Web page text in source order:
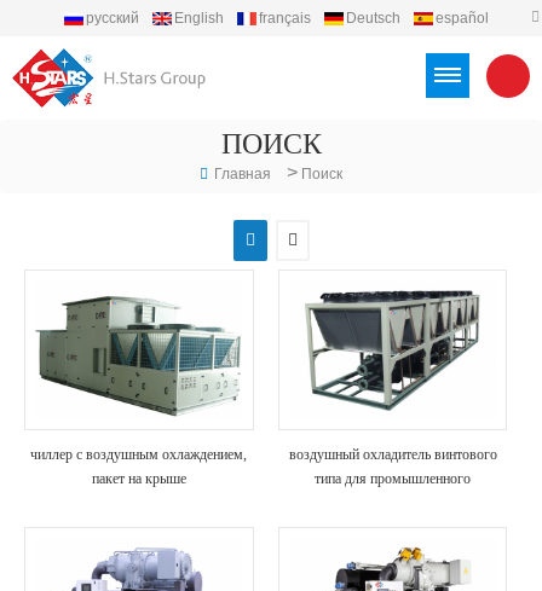
русский English français Deutsch
español
ПОИСК
Главная > Поиск
чиллер с воздушным охлаждением,
пакет на крыше
воздушный охладитель винтового
типа для промышленного